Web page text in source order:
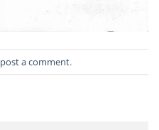
post a comment.